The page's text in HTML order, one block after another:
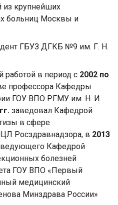
из крупнейших
больниц Москвы и
ГБУЗ ДГКБ №9 им. Г. Н.
в период с 2002 по
профессора Кафедры
ГОУ ВПО РГМУ им. Н. И.
заведовал Кафедрой
в сфере
Росздравнадзора, в 2013
Кафедрой
болезней
ГОУ ВПО «Первый
медицинский
Минздрава России»